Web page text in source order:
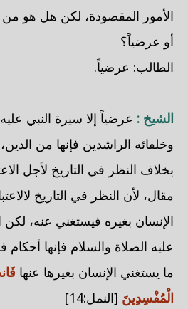
الأمور المقصودة، لكن هل هو من
أو عرضياً؟
الطالب: عرضياً.
الشيخ : عرضياً إلا سيرة النبي
وخلفائه الراشدين فإنها من الدين،
بخلاف النظر في التاريخ لأجل
مقال، لأن النظر في التاريخ
الإنسان بغيره فيستغني عنه،
عليه الصلاة والسلام فإنها
ما يستغني الإنسان بغيرها عنها
الْمُفْسِدِينَ [النمل:14]